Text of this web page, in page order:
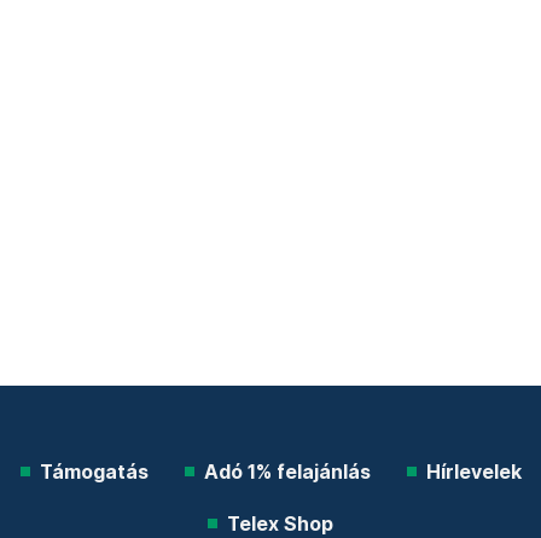
Támogatás Adó 1% felajánlás Hírlevelek
Telex Shop